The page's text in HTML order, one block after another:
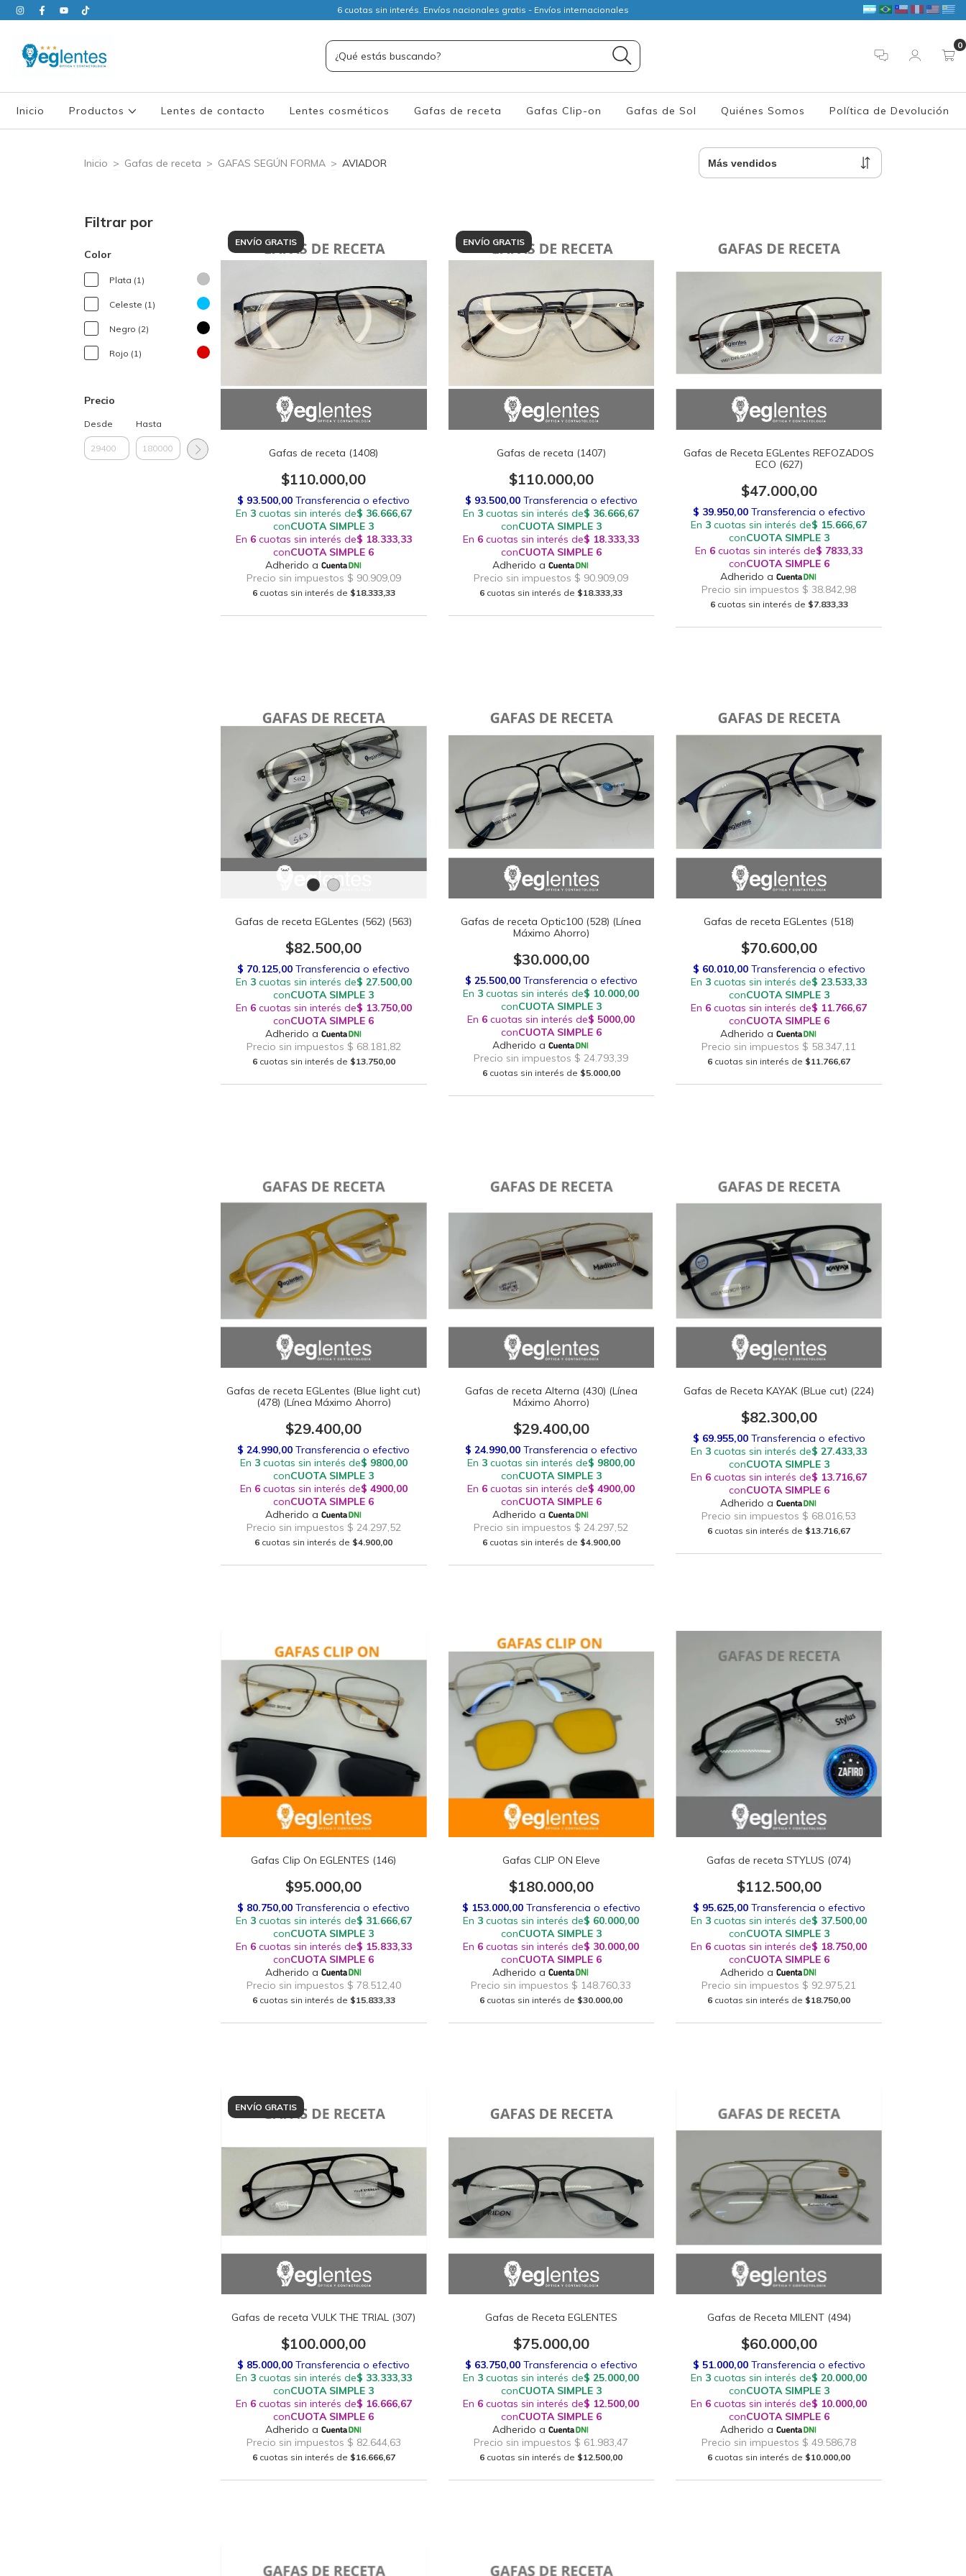
6 cuotas sin interés. Envíos nacionales gratis - Envíos internacionales
0
Inicio Productos Lentes de contacto Lentes cosméticos Gafas de receta Gafas Clip-on Gafas de Sol Quiénes Somos Política de Devolución
Inicio > Gafas de receta > GAFAS SEGÚN FORMA > AVIADOR
Filtrar por
Color
Plata (1)
Celeste (1)
Negro (2)
Rojo (1)
Precio
Desde Hasta
ENVÍO GRATIS
Gafas de receta (1408)
$110.000,00
6 cuotas sin interés de $18.333,33
ENVÍO GRATIS
Gafas de receta (1407)
$110.000,00
6 cuotas sin interés de $18.333,33
Gafas de Receta EGLentes REFOZADOS
ECO (627)
$47.000,00
6 cuotas sin interés de $7.833,33
Gafas de receta EGLentes (562) (563)
$82.500,00
6 cuotas sin interés de $13.750,00
Gafas de receta Optic100 (528) (Línea
Máximo Ahorro)
$30.000,00
6 cuotas sin interés de $5.000,00
Gafas de receta EGLentes (518)
$70.600,00
6 cuotas sin interés de $11.766,67
Gafas de receta EGLentes (Blue light cut)
(478) (Línea Máximo Ahorro)
$29.400,00
6 cuotas sin interés de $4.900,00
Gafas de receta Alterna (430) (Línea
Máximo Ahorro)
$29.400,00
6 cuotas sin interés de $4.900,00
Gafas de Receta KAYAK (BLue cut) (224)
$82.300,00
6 cuotas sin interés de $13.716,67
Gafas Clip On EGLENTES (146)
$95.000,00
6 cuotas sin interés de $15.833,33
Gafas CLIP ON Eleve
$180.000,00
6 cuotas sin interés de $30.000,00
Gafas de receta STYLUS (074)
$112.500,00
6 cuotas sin interés de $18.750,00
ENVÍO GRATIS
Gafas de receta VULK THE TRIAL (307)
$100.000,00
6 cuotas sin interés de $16.666,67
Gafas de Receta EGLENTES
$75.000,00
6 cuotas sin interés de $12.500,00
Gafas de Receta MILENT (494)
$60.000,00
6 cuotas sin interés de $10.000,00